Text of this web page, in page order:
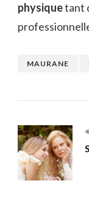
physiquetant
MAURANE